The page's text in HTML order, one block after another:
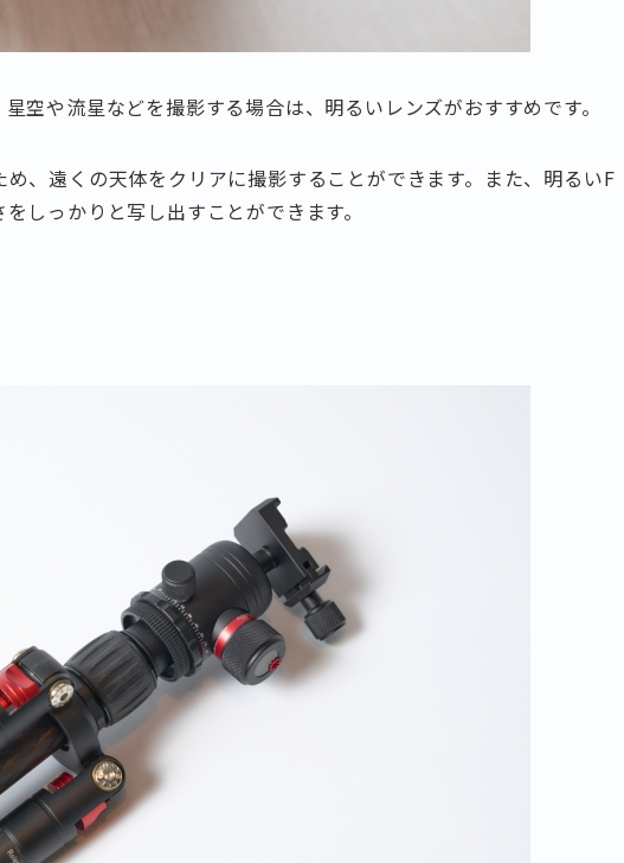
空や流星などを撮影する場合は、明るいレンズがおすすめです。
、遠くの天体をクリアに撮影することができます。また、明るいF
しっかりと写し出すことができます。